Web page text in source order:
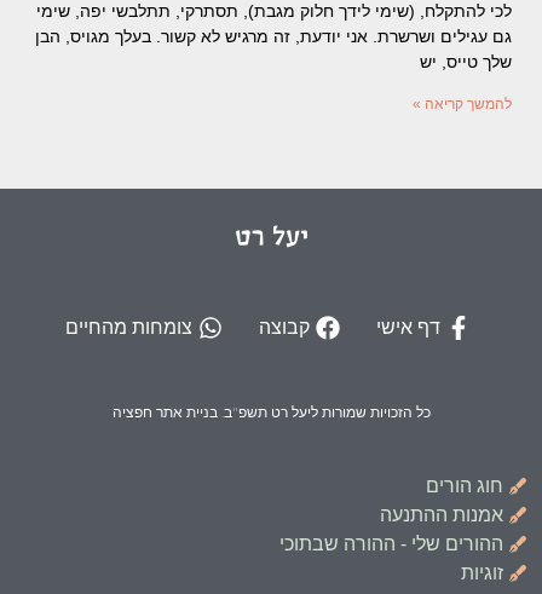
לכי להתקלח, (שימי לידך חלוק מגבת), תסתרקי, תתלבשי יפה, שימי
גם עגילים ושרשרת. אני יודעת, זה מרגיש לא קשור. בעלך מגויס, הבן
שלך טייס, יש
להמשך קריאה »
יעל רט
דף אישי קבוצה צומחות מהחיים
כל הזכויות שמורות ליעל רט תשפ"ב. בניית אתר חפציה
חוג הורים
אמנות ההתנעה
ההורים שלי - ההורה שבתוכי
זוגיות